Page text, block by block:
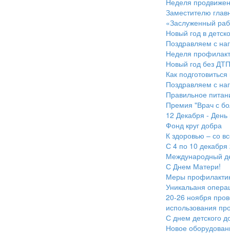
Неделя
Заместителю
«Заслуженный
Новый год в
Поздравляем с
Неделя
Новый год без ДТП
Как
Поздравляем с
Правильное
Премия "Врач с
12 Декабря - День
Фонд круг добра
К здоровью – со
С 4 по 10 декабря
Международный
С Днем Матери!
Меры
Уникальаня
20-26 ноября
использования
С днем детского
Новое